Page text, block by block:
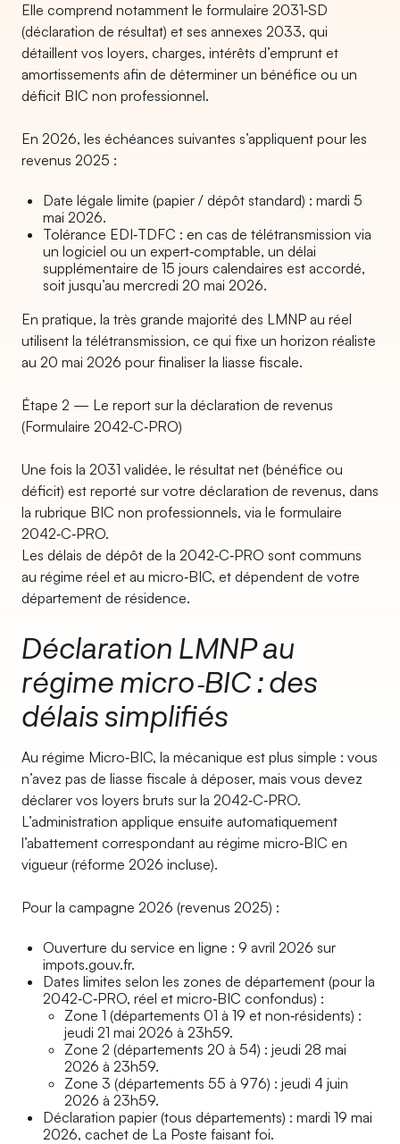
Elle comprend notamment le formulaire 2031‑SD
(déclaration de résultat) et ses annexes 2033, qui
détaillent vos loyers, charges, intérêts d’emprunt et
amortissements afin de déterminer un bénéfice ou un
déficit BIC non professionnel.
En 2026, les échéances suivantes s’appliquent pour les
revenus 2025 :
Date légale limite (papier / dépôt standard) : mardi 5
mai 2026.
Tolérance EDI‑TDFC : en cas de télétransmission via
un logiciel ou un expert‑comptable, un délai
supplémentaire de 15 jours calendaires est accordé,
soit jusqu’au mercredi 20 mai 2026.
En pratique, la très grande majorité des LMNP au réel
utilisent la télétransmission, ce qui fixe un horizon réaliste
au 20 mai 2026 pour finaliser la liasse fiscale.
Étape 2 — Le report sur la déclaration de revenus
(Formulaire 2042‑C‑PRO)
Une fois la 2031 validée, le résultat net (bénéfice ou
déficit) est reporté sur votre déclaration de revenus, dans
la rubrique BIC non professionnels, via le formulaire
2042‑C‑PRO.
Les délais de dépôt de la 2042‑C‑PRO sont communs
au régime réel et au micro‑BIC, et dépendent de votre
département de résidence.
Déclaration LMNP au
régime micro‑BIC : des
délais simplifiés
Au régime Micro‑BIC, la mécanique est plus simple : vous
n’avez pas de liasse fiscale à déposer, mais vous devez
déclarer vos loyers bruts sur la 2042‑C‑PRO.
L’administration applique ensuite automatiquement
l’abattement correspondant au régime micro‑BIC en
vigueur (réforme 2026 incluse).
Pour la campagne 2026 (revenus 2025) :
Ouverture du service en ligne : 9 avril 2026 sur
impots.gouv.fr.
Dates limites selon les zones de département (pour la
2042‑C‑PRO, réel et micro‑BIC confondus) :
Zone 1 (départements 01 à 19 et non‑résidents) :
jeudi 21 mai 2026 à 23h59.
Zone 2 (départements 20 à 54) : jeudi 28 mai
2026 à 23h59.
Zone 3 (départements 55 à 976) : jeudi 4 juin
2026 à 23h59.
Déclaration papier (tous départements) : mardi 19 mai
2026, cachet de La Poste faisant foi.